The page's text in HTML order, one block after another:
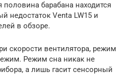
половина барабана находится
недостаток Venta LW15 и
в обзоре.
скорости вентилятора, режим
Режим сна никак не
а лишь гасит сенсорный